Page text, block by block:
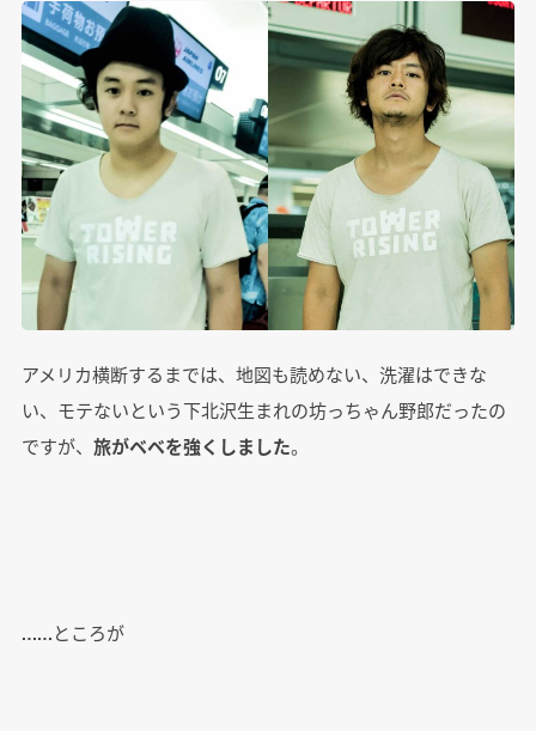
アメリカ横断するまでは、地図も読めない、洗濯はできな
い、モテないという下北沢生まれの坊っちゃん野郎だったの
ですが、 旅がベベを強くしました。
……ところが